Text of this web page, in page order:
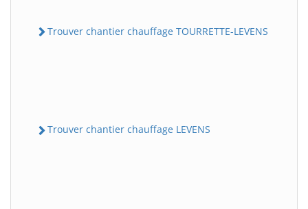
Trouver chantier chauffage TOURRETTE-LEVENS
Trouver chantier chauffage LEVENS